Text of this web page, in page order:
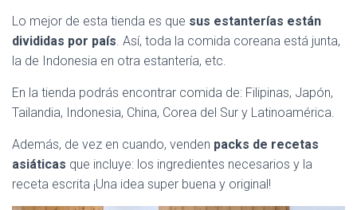
Lo mejor de esta tienda es que sus estanterías están
divididas por país . Así, toda la comida coreana está junta,
la de Indonesia en otra estantería, etc.
En la tienda podrás encontrar comida de: Filipinas, Japón,
Tailandia, Indonesia, China, Corea del Sur y Latinoamérica.
Además, de vez en cuando, venden packs de recetas
asiáticas que incluye: los ingredientes necesarios y la
receta escrita ¡Una idea super buena y original!